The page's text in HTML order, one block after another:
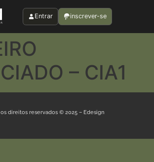
Entrar inscrever-se
– CIA1
direitos reservados © 2025 – Edesign